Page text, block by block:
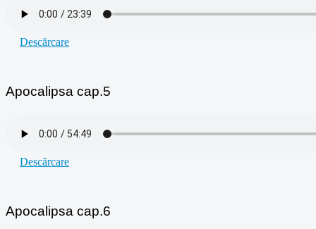
Descărcare
Apocalipsa cap.5
Descărcare
Apocalipsa cap.6